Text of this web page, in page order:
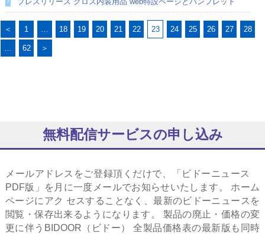
＜ 1 … 18 19 20 21 22 23 24 25 26 27 28
… 62 ＞
無料配信サービスの申し込み
メールアドレスをご登録頂くだけで、「ビドーニュース
PDF版」を月に一度メールでお知らせいたします。 ホーム
ページにアク セスすることなく、最新のビドーニュースを
閲覧・保存出来るようになります。 製品の廃止・価格の変
更に伴うBIDOOR（ビドー） 全製品価格表の最新版も同時